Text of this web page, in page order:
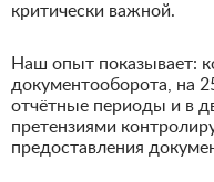
критически важной.
Наш опыт показывает:
документооборота, на
отчётные периоды и в
претензиями
предоставления